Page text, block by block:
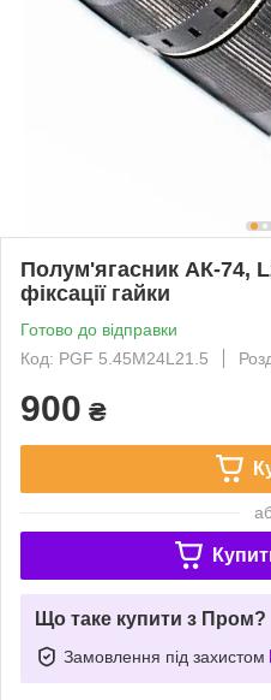
Полум'ягасник АК-74,
фіксації гайки
Готово до відправки
Код: PGF 5.45M24L21.5
900 ₴
Що таке купити з Пром?
Замовлення під захистом